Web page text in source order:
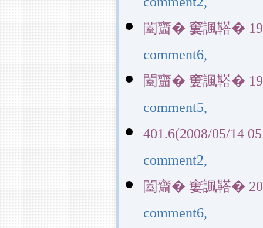
闔齏� 窶諷鞳�
comment6,
闔齏� 窶諷鞳�
comment5,
401.6(2008/05/14
comment2,
闔齏� 窶諷鞳�
comment6,